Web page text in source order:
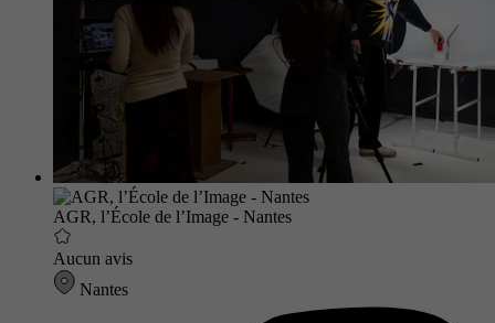
AGR, l’École de l’Image - Nantes
Aucun avis
Nantes